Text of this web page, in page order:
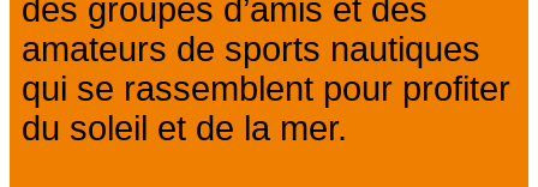
des groupes d’amis et des
amateurs de sports nautiques
qui se rassemblent pour profiter
du soleil et de la mer.